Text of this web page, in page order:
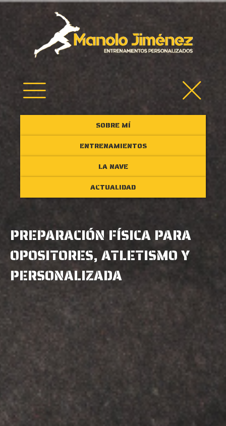
SOBRE MÍ
ENTRENAMIENTOS
LA NAVE
ACTUALIDAD
PREPARACIÓN FÍSICA PARA
OPOSITORES, ATLETISMO Y
PERSONALIZADA